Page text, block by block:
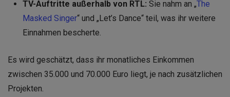
TV-Auftritte außerhalb von RTL: Sie nahm an „The
Masked Singer“ und „Let’s Dance“ teil, was ihr weitere
Einnahmen bescherte.
Es wird geschätzt, dass ihr monatliches Einkommen
zwischen 35.000 und 70.000 Euro liegt, je nach zusätzlichen
Projekten.